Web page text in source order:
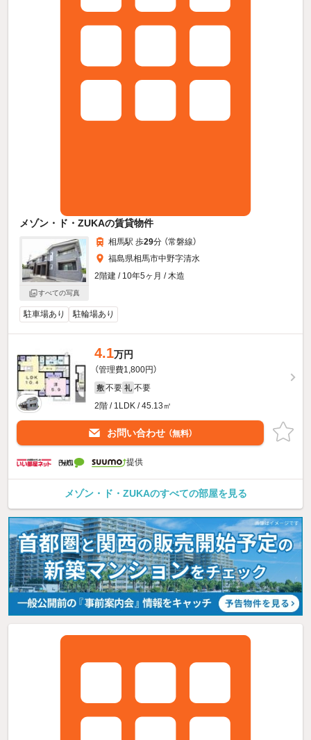
メゾン・ド・ZUKAの賃貸物件
すべての写真
相馬駅 歩29分 （常磐線）
福島県相馬市中野字清水
2階建 / 10年5ヶ月 / 木造
駐車場あり 駐輪場あり
4.1万円
（管理費1,800円）
敷 不要 礼 不要
2階 / 1LDK / 45.13㎡
お問い合わせ （無料）
提供
メゾン・ド・ZUKAのすべての部屋を見る